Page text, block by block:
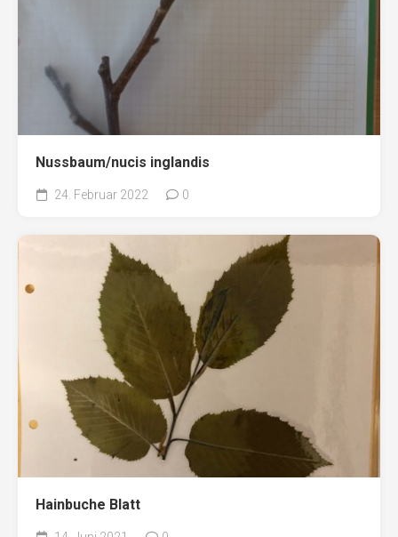
Nussbaum/nucis inglandis
24. Februar 2022 0
Hainbuche Blatt